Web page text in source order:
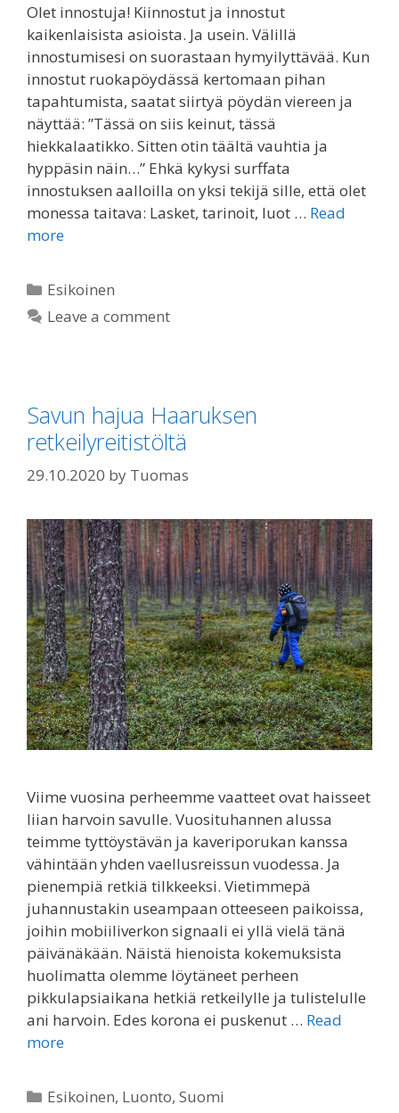
Olet innostuja! Kiinnostut ja innostut
kaikenlaisista asioista. Ja usein. Välillä
innostumisesi on suorastaan hymyilyttävää. Kun
innostut ruokapöydässä kertomaan pihan
tapahtumista, saatat siirtyä pöydän viereen ja
näyttää: ”Tässä on siis keinut, tässä
hiekkalaatikko. Sitten otin täältä vauhtia ja
hyppäsin näin…” Ehkä kykysi surffata
innostuksen aalloilla on yksi tekijä sille, että olet
monessa taitava: Lasket, tarinoit, luot … Read
more
Categories
Esikoinen
Leave a comment
Savun hajua Haaruksen
retkeilyreitistöltä
29.10.2020 by Tuomas
Viime vuosina perheemme vaatteet ovat haisseet
liian harvoin savulle. Vuosituhannen alussa
teimme tyttöystävän ja kaveriporukan kanssa
vähintään yhden vaellusreissun vuodessa. Ja
pienempiä retkiä tilkkeeksi. Vietimmepä
juhannustakin useampaan otteeseen paikoissa,
joihin mobiiliverkon signaali ei yllä vielä tänä
päivänäkään. Näistä hienoista kokemuksista
huolimatta olemme löytäneet perheen
pikkulapsiaikana hetkiä retkeilylle ja tulistelulle
ani harvoin. Edes korona ei puskenut … Read
more
Categories
Esikoinen, Luonto,Suomi